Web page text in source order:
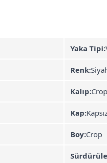
Yaka Tipi:
Renk:
Kalıp:Crop
Kap:
Boy:Crop